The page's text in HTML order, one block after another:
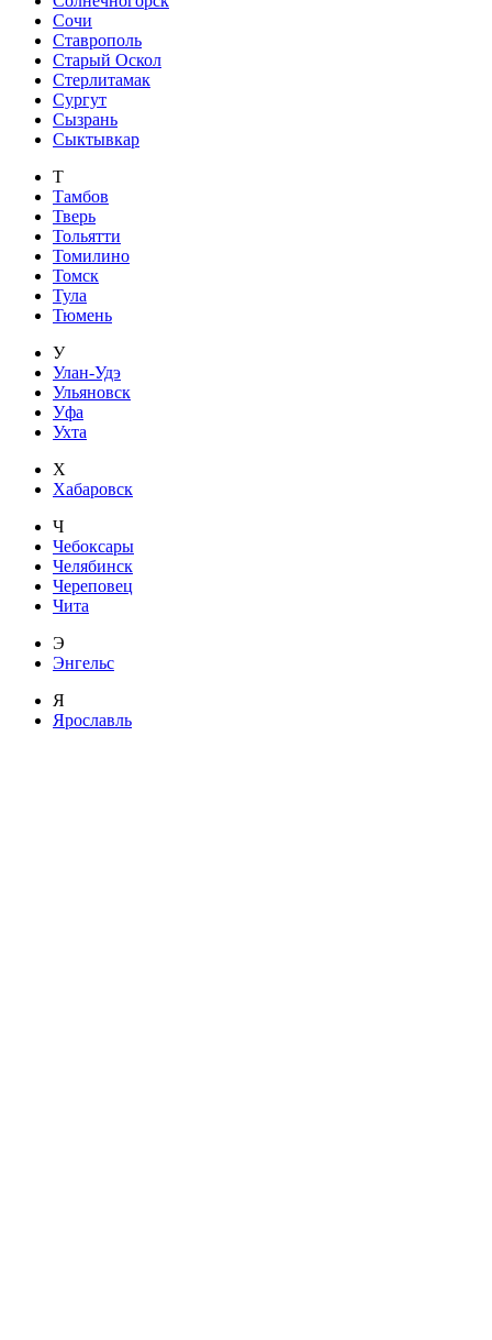
Сочи
Ставрополь
Старый Оскол
Стерлитамак
Сургут
Сызрань
Сыктывкар
Т
Тамбов
Тверь
Тольятти
Томилино
Томск
Тула
Тюмень
У
Улан-Удэ
Ульяновск
Уфа
Ухта
Х
Хабаровск
Ч
Чебоксары
Челябинск
Череповец
Чита
Э
Энгельс
Я
Ярославль